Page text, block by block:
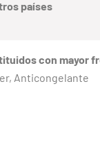
países
con mayor
Anticongelante